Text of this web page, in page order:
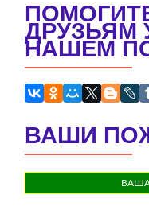
ДРУЗЬЯМ
НАШЕМ
ВАШИ